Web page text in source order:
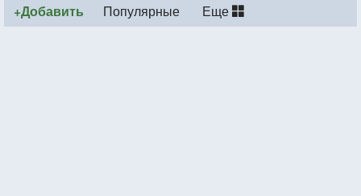
+Добавить Популярные Еще